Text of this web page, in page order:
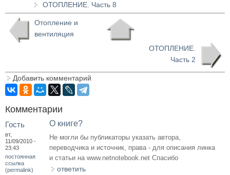
ОТОПЛЕНИЕ. Часть 8
Отопление и
вентиляция
ОТОПЛЕНИЕ.
Часть 2
Добавить комментарий
Комментарии
Гость
вт,
11/09/2010 -
23:43
постоянная
ссылка
(permalink)
О книге?
Не могли бы публикаторы указать автора,
переводчика и источник, права - для описания линка
и статьи на www.netnotebook.net Спасибо
ответить